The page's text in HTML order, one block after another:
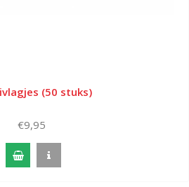
(50 stuks)
€9,95